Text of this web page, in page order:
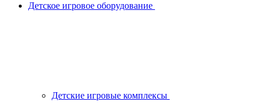
Детское игровое оборудование
Детские игровые комплексы